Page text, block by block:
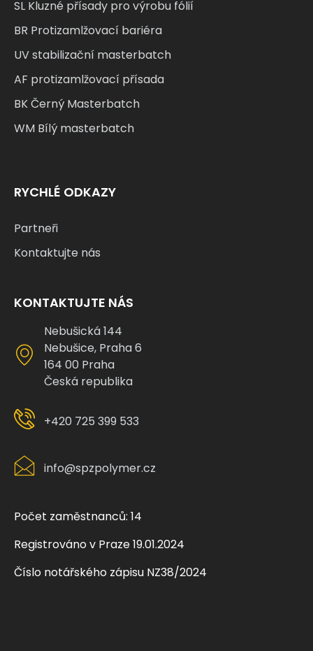
SL Kluzné přísady pro výrobu fólií
BR Protizamlžovací bariéra
UV stabilizační masterbatch
AF protizamlžovací přísada
BK Černý Masterbatch
WM Bílý masterbatch
RYCHLÉ ODKAZY
Partneři
Kontaktujte nás
KONTAKTUJTE NÁS
Nebušická 144
Nebušice, Praha 6
164 00 Praha
Česká republika
+420 725 399 533
info@spzpolymer.cz
Počet zaměstnanců: 14
Registrováno v Praze 19.01.2024
Číslo notářského zápisu NZ38/2024